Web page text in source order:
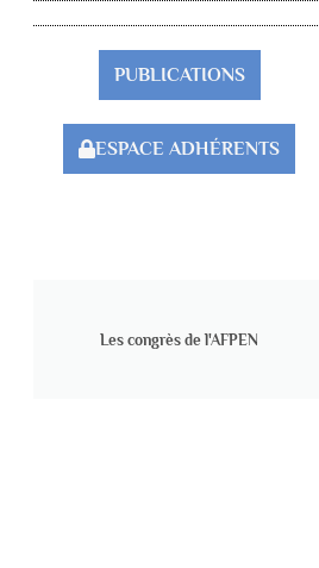
PUBLICATIONS
ESPACE ADHÉRENTS
Les congrès de l'AFPEN